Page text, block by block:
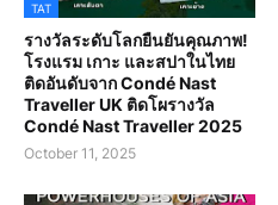
TAT
รางวัลระดับโลกยืนยันคุณภาพ!
โรงแรม เกาะ และสปาในไทย
ติดอันดับจาก Condé Nast
Traveller UK ติดโผรางวัล
Condé Nast Traveller 2025
October 11, 2025